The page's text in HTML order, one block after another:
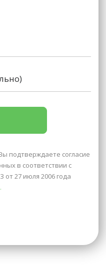
подтверждаете согласие
в соответствии с
27 июля 2006 года